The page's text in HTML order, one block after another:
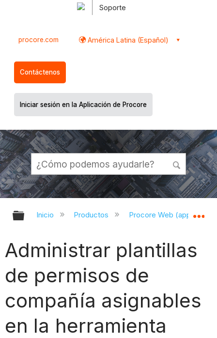
Soporte
procore.com América Latina (Español)
Contáctenos
Iniciar sesión en la Aplicación de Procore
Expandir/contraer jerarquía global
Inicio Productos Procore Web
Administrar plantillas
de permisos de
compañía asignables
en la herramienta